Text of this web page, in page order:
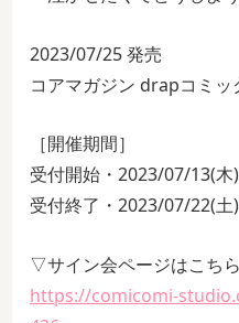
2023/07/25 発売
コアマガジン drapコミッ
［開催期間］
受付開始・2023/07/13(
受付終了・2023/07/22(
▽サイン会ページはこちら
https://comicomi-